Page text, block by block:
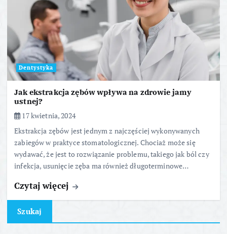
Dentystyka
Jak ekstrakcja zębów wpływa na zdrowie jamy
ustnej?
17 kwietnia, 2024
Ekstrakcja zębów jest jednym z najczęściej wykonywanych
zabiegów w praktyce stomatologicznej. Chociaż może się
wydawać, że jest to rozwiązanie problemu, takiego jak ból czy
infekcja, usunięcie zęba ma również długoterminowe…
Czytaj więcej
Szukaj